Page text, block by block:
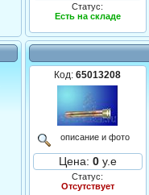
Статус:
Есть на складе
Код:65013208
описание и фото
Цена: 0 у.е
Статус:
Отсутствует